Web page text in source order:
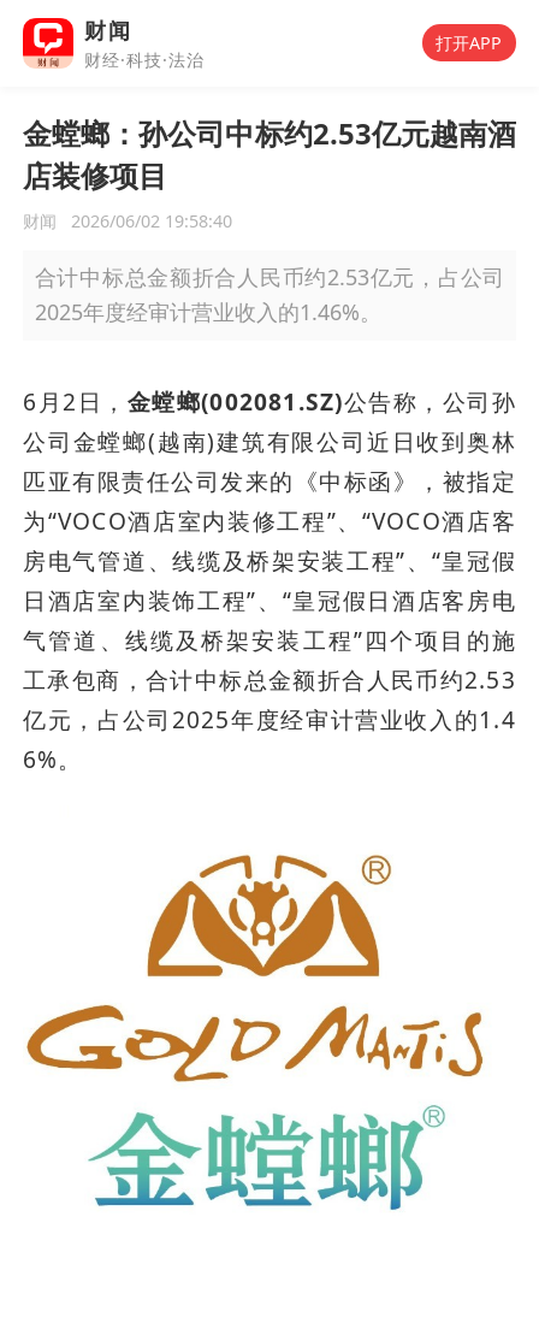
财闻
财经·科技·法治
打开APP
金螳螂：孙公司中标约2.53亿元越南酒
店装修项目
财闻 2026/06/02 19:58:40
合计中标总金额折合人民币约2.53亿元，占公司
2025年度经审计营业收入的1.46%。
6月2日， 金螳螂(002081.SZ)公告称，公司孙
公司金螳螂(越南)建筑有限公司近日收到奥林
匹亚有限责任公司发来的《中标函》，被指定
为“VOCO酒店室内装修工程”、“VOCO酒店客
房电气管道、线缆及桥架安装工程”、“皇冠假
日酒店室内装饰工程”、“皇冠假日酒店客房电
气管道、线缆及桥架安装工程”四个项目的施
工承包商，合计中标总金额折合人民币约2.53
亿元，占公司2025年度经审计营业收入的1.4
6%。